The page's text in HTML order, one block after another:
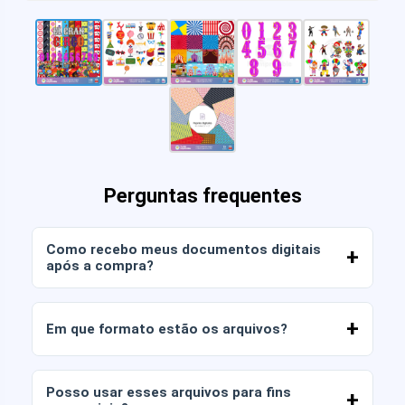
Perguntas frequentes
Como recebo meus documentos digitais
após a compra?
conta ou através do link enviado para o seu e-
Em que formato estão os arquivos?
DPI). Alguns pacotes também incluem arquivos
Posso usar esses arquivos para fins